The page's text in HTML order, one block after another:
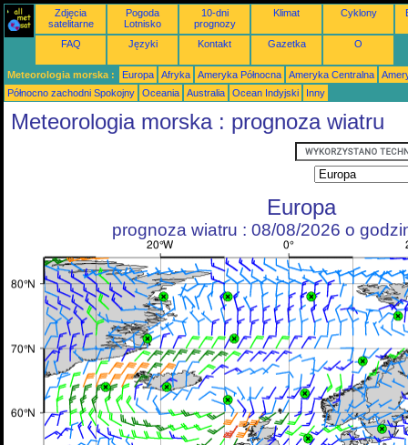
Zdjęcia
satelitarne
Pogoda
Lotnisko
10-dni
prognozy
Klimat Cyklony
FAQ Języki Kontakt Gazetka O
Meteorologia morska : Europa Afryka Ameryka Północna Ameryka Centralna
Północno zachodni Spokojny
Oceania Australia Ocean Indyjski Inny
Meteorologia morska : prognoza wiatru
Europa
prognoza wiatru : 08/08/2026 o